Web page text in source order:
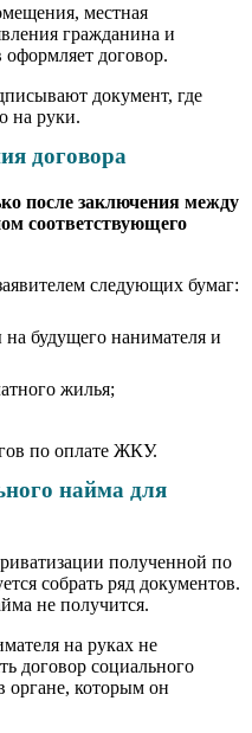
местная
гражданина и
договор.
документ, где
на руки.
договора
после заключения между
соответствующего
следующих бумаг:
будущего нанимателя и
жилья;
по оплате ЖКУ.
найма для
полученной по
собрать ряд документов.
не получится.
на руках не
договор социального
органе, которым он